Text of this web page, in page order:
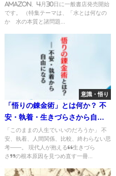
のスクラップ＆ビルドが唯一の
道 関暁夫のミタマミガイテ、
amazon、4月30日に一般書店発売開始
です。 （特集テーマは、「水とは何なの
か 水の本質と諸問題...
意識・悟り
「悟りの錬金術」とは何か？ 不
安・執着・生きづらさから自由
になる『悟りの錬金術 新訳版』
「このままの人生でいいのだろうか」 不
安、執着、人間関係、比較、終わらない思
考——。 現代人が抱える“生きづら
さ”の根本原因を見つめ直す一冊...